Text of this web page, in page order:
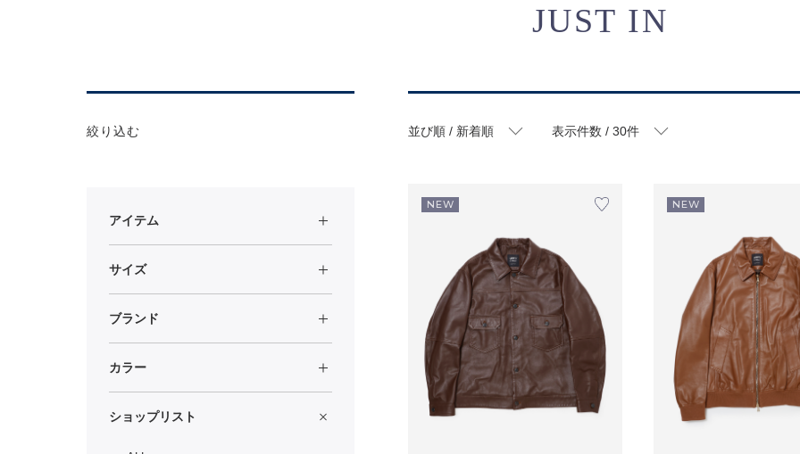
JUST IN
絞り込む
アイテム
サイズ
ブランド
カラー
ショップリスト
並び順 / 新着順 表示件数 / 30件
NEW NEW